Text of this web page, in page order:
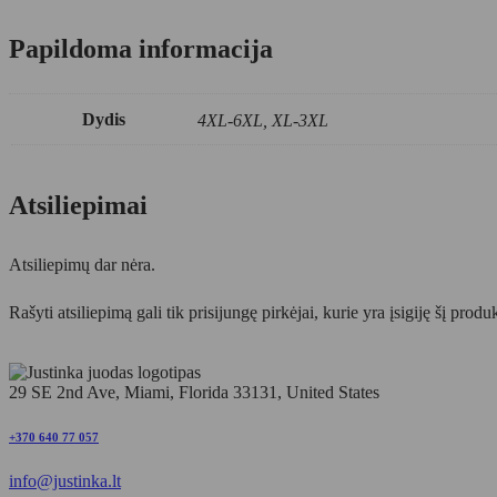
Papildoma informacija
Dydis 4XL-6XL, XL-3XL
Atsiliepimai
Atsiliepimų dar nėra.
Rašyti atsiliepimą gali tik prisijungę pirkėjai, kurie yra įsigiję šį
29 SE 2nd Ave, Miami, Florida 33131, United States
+370 640 77 057
info@justinka.lt